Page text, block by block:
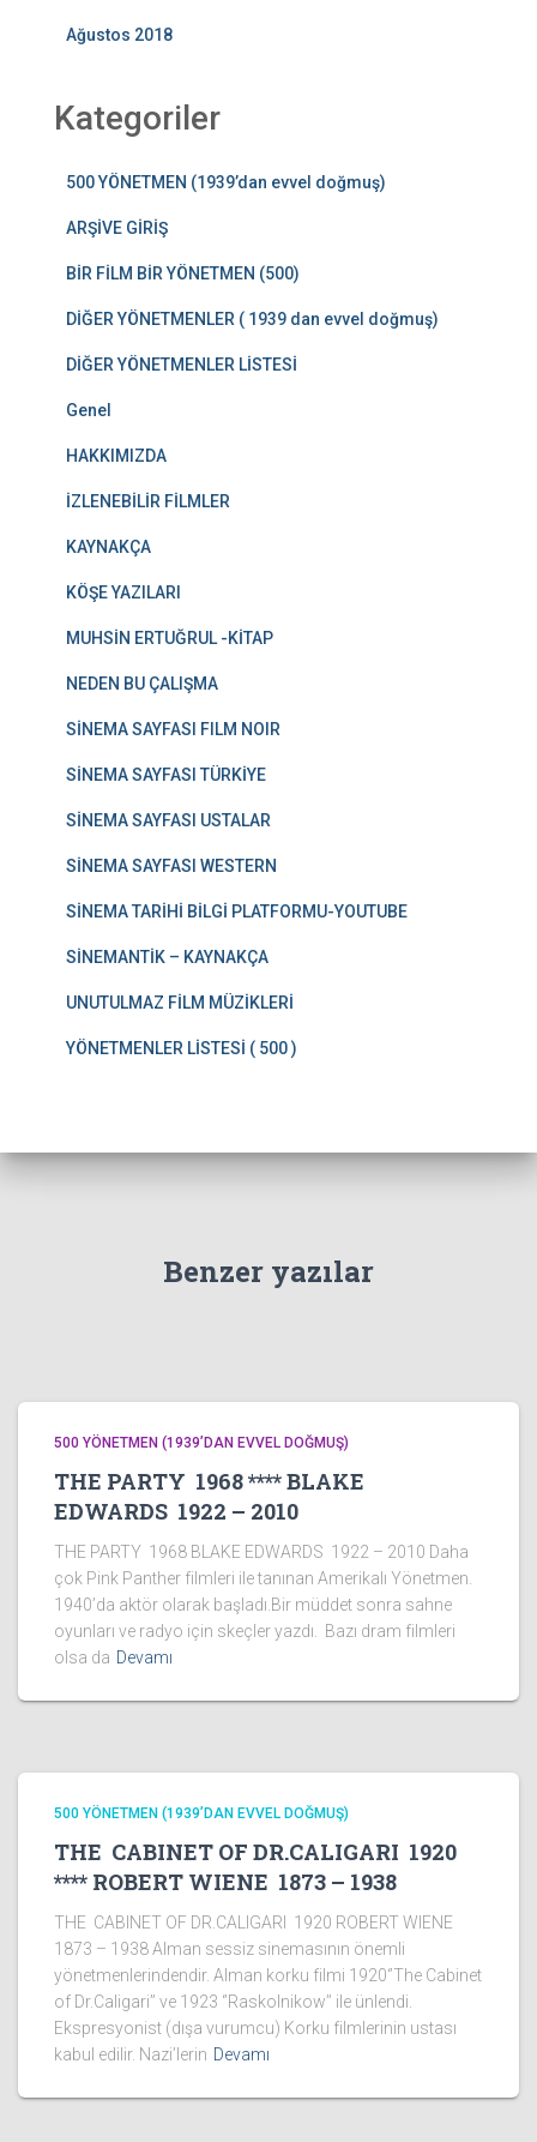
Ağustos 2018
Kategoriler
500 YÖNETMEN (1939’dan evvel doğmuş)
ARŞİVE GİRİŞ
BİR FİLM BİR YÖNETMEN (500)
DİĞER YÖNETMENLER ( 1939 dan evvel doğmuş)
DİĞER YÖNETMENLER LİSTESİ
Genel
HAKKIMIZDA
İZLENEBİLİR FİLMLER
KAYNAKÇA
KÖŞE YAZILARI
MUHSİN ERTUĞRUL -KİTAP
NEDEN BU ÇALIŞMA
SİNEMA SAYFASI FILM NOIR
SİNEMA SAYFASI TÜRKİYE
SİNEMA SAYFASI USTALAR
SİNEMA SAYFASI WESTERN
SİNEMA TARİHİ BİLGİ PLATFORMU-YOUTUBE
SİNEMANTİK – KAYNAKÇA
UNUTULMAZ FİLM MÜZİKLERİ
YÖNETMENLER LİSTESİ ( 500 )
Benzer yazılar
500 YÖNETMEN (1939’DAN EVVEL DOĞMUŞ)
THE PARTY 1968 **** BLAKE
EDWARDS 1922 – 2010
THE PARTY 1968 BLAKE EDWARDS 1922 – 2010 Daha
çok Pink Panther filmleri ile tanınan Amerikalı Yönetmen.
1940’da aktör olarak başladı.Bir müddet sonra sahne
oyunları ve radyo için skeçler yazdı. Bazı dram filmleri
olsa da Devamı
500 YÖNETMEN (1939’DAN EVVEL DOĞMUŞ)
THE CABINET OF DR.CALIGARI 1920
**** ROBERT WIENE 1873 – 1938
THE CABINET OF DR.CALIGARI 1920 ROBERT WIENE
1873 – 1938 Alman sessiz sinemasının önemli
yönetmenlerindendir. Alman korku filmi 1920‘’The Cabinet
of Dr.Caligari’’ ve 1923 ‘’Raskolnikow’’ ile ünlendi.
Ekspresyonist (dışa vurumcu) Korku filmlerinin ustası
kabul edilir. Nazi’lerin Devamı